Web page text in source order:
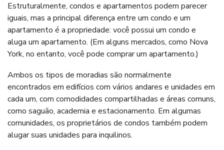
Estruturalmente, condos e apartamentos podem parecer
iguais, mas a principal diferença entre um condo e um
apartamento é a propriedade: você possui um condo e
aluga um apartamento. (Em alguns mercados, como Nova
York, no entanto, você pode comprar um apartamento.)
Ambos os tipos de moradias são normalmente
encontrados em edifícios com vários andares e unidades em
cada um, com comodidades compartilhadas e áreas comuns,
como saguão, academia e estacionamento. Em algumas
comunidades, os proprietários de condos também podem
alugar suas unidades para inquilinos.